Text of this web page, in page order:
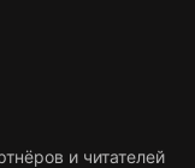
и читателей